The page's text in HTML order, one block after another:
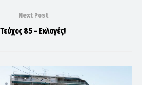
Next Post
Τεύχος 85 – Εκλογές!